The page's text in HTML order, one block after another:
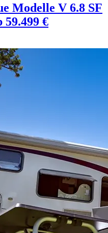
Modelle V 6.8 SF
€